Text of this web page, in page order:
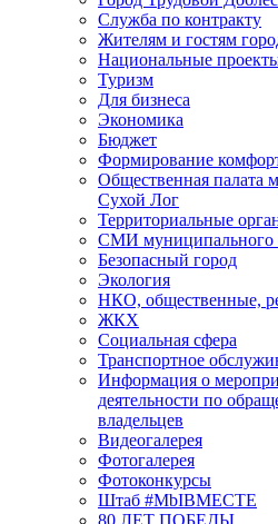
Служба по контракту
Жителям и гостям
Национальные
Туризм
Для бизнеса
Экономика
Бюджет
Формирование
Общественная палата
Сухой Лог
Территориальные
СМИ муниципального
Безопасный город
Экология
НКО, общественные,
ЖКХ
Социальная сфера
Транспортное
Информация о
деятельности по
владельцев
Видеогалерея
Фотогалерея
Фотоконкурсы
Штаб #MbIBMECTE
80 ЛЕТ ПОБЕДЫ